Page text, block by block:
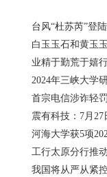
台风“杜苏芮”登
白玉玉石和黄玉
业精于勤荒于嬉
2024年三峡大学
首宗电信涉诈轻
震有科技：7月
河海大学获5项
工行太原分行推
我国将从严从紧